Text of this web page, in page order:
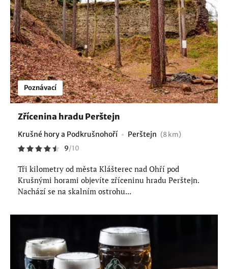
Poznávací
Zřícenina hradu Perštejn
Krušné hory a Podkrušnohoří Perštejn (8 km)
9/10
Tři kilometry od města Klášterec nad Ohří pod
Krušnými horami objevíte zříceninu hradu Perštejn.
Nachází se na skalním ostrohu...